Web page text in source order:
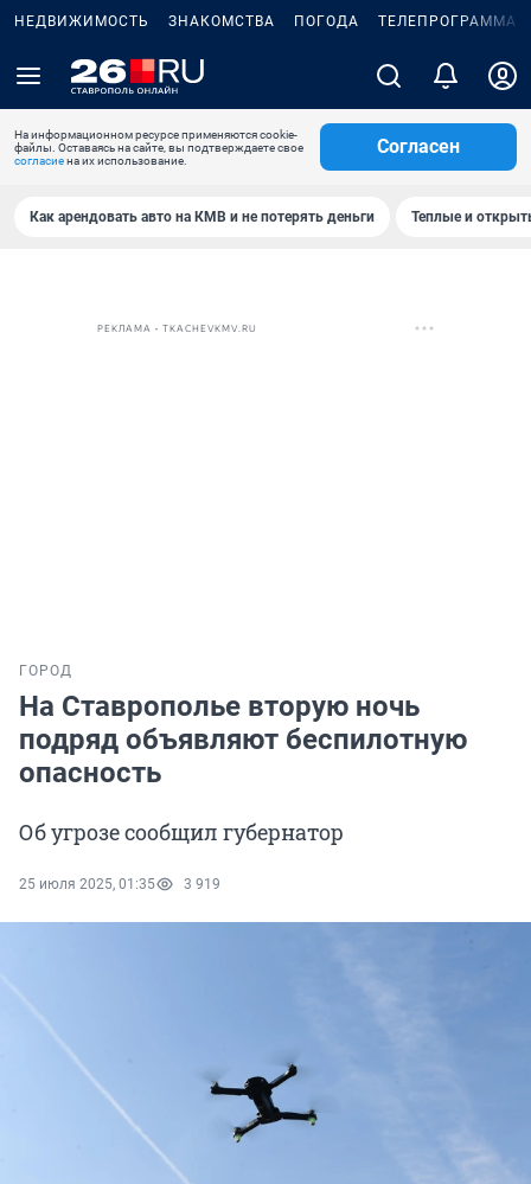
НЕДВИЖИМОСТЬ ЗНАКОМСТВА ПОГОДА ТЕЛЕПРОГРАММА
На информационном ресурсе применяются cookie-
файлы. Оставаясь на сайте, вы подтверждаете свое
согласиена их использование.
Согласен
Как арендовать авто на КМВ и не потерять деньги Теплые и
РЕКЛАМА • TKACHEVKMV.RU
ГОРОД
На Ставрополье вторую ночь
подряд объявляют беспилотную
опасность
Об угрозе сообщил губернатор
25 июля 2025, 01:35 3 919